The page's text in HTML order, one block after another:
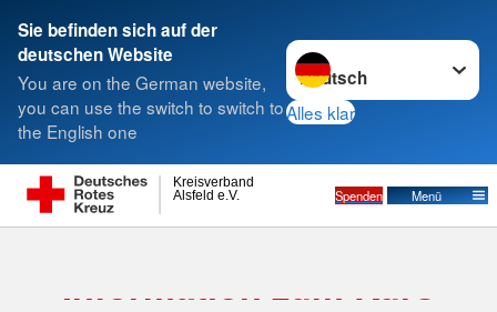
Sie befinden sich auf der
deutschen Website
You are on the German website,
you can use the switch to switch to
the English one
Sprache wechseln zu
Alles klar
Alsfeld e.V.
Kreisverband
Spenden Menü
Suche
Information zum Kurs